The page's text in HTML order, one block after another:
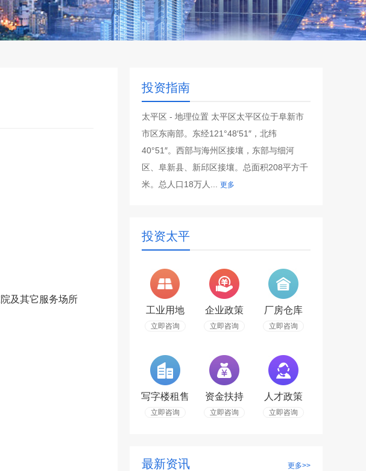
及其它服务场所
投资指南
太平区 - 地理位置 太平区太平区位于阜新市
市区东南部。东经121°48′51″，北纬
40°51″。西部与海州区接壤，东部与细河
区、阜新县、新邱区接壤。总面积208平方千
米。总人口18万人... 更多
投资太平
工业用地
立即咨询
企业政策
立即咨询
厂房仓库
立即咨询
写字楼租售
立即咨询
资金扶持
立即咨询
人才政策
立即咨询
最新资讯 更多>>